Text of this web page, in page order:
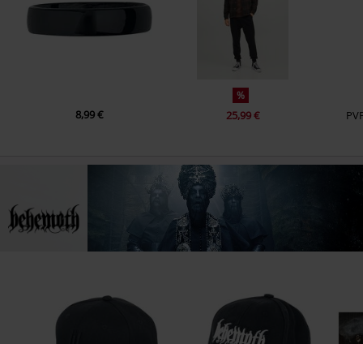
8,99 €
%
25,99 €